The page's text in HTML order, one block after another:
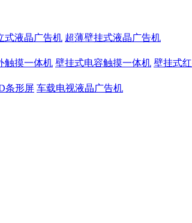
式液晶广告机 超薄壁挂式液晶广告机
触摸一体机 壁挂式电容触摸一体机 壁挂式
条形屏 车载电视液晶广告机